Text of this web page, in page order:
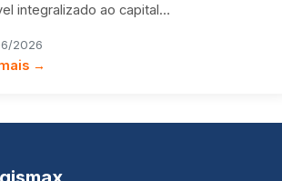
integralizado ao capital…
2026
→